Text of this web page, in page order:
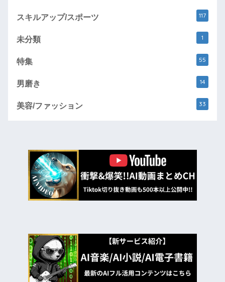
スキルアップ/スポーツ 117
未分類 1
特集 55
男磨き 14
美容/ファッション 33